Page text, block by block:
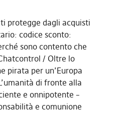
ti protegge dagli acquisti
codice sconto:
sono contento che
Oltre lo
pirata per un’Europa
di fronte alla
e onnipotente –
e comunione